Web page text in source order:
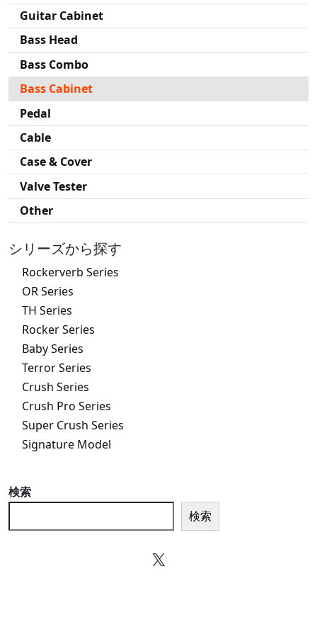
Guitar Cabinet
Bass Head
Bass Combo
Bass Cabinet
Pedal
Cable
Case & Cover
Valve Tester
Other
シリーズから探す
Rockerverb Series
OR Series
TH Series
Rocker Series
Baby Series
Terror Series
Crush Series
Crush Pro Series
Super Crush Series
Signature Model
検索
検索
X